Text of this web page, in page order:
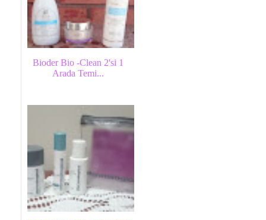
Bioder Bio -Clean 2'si 1
Arada Temi...